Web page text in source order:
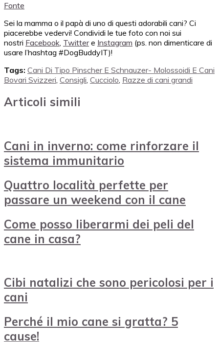
Fonte
Sei la mamma o il papà di uno di questi adorabili cani? Ci
piacerebbe vedervi! Condividi le tue foto con noi sui
nostri Facebook, Twittere Instagram (ps. non dimenticare di
usare l’hashtag #DogBuddyIT)!
Tags: Cani Di Tipo Pinscher E Schnauzer- Molossoidi E Cani
Bovari Svizzeri, Consigli, Cucciolo, Razze di cani grandi
Articoli simili
Cani in inverno: come rinforzare il
sistema immunitario
Quattro località perfette per
passare un weekend con il cane
Come posso liberarmi dei peli del
cane in casa?
Cibi natalizi che sono pericolosi per i
cani
Perché il mio cane si gratta? 5
cause!